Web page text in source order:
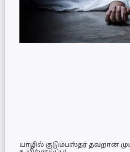
யாழில் குடும்பஸ்தர் தவறான